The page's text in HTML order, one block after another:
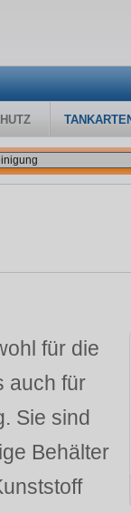
für die
auch für
Sie sind
Behälter